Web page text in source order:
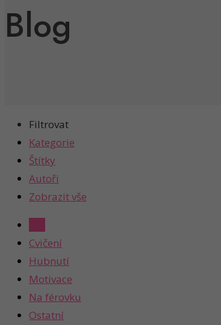
Blog
Filtrovat
Kategorie
Štítky
Autoři
Zobrazit vše
Cvičení
Hubnutí
Motivace
Na férovku
Ostatní